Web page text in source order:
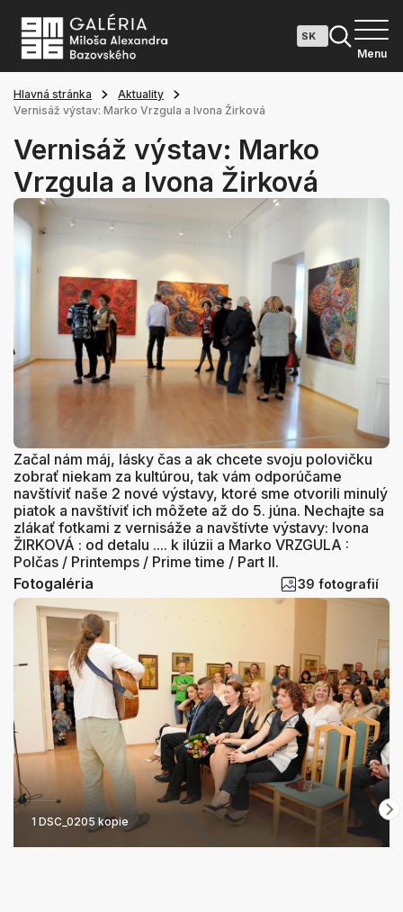
Menu
Hlavná stránka
Aktuality
Vernisáž výstav: Marko Vrzgula a Ivona Žirková
Vernisáž výstav: Marko
Vrzgula a Ivona Žirková
Začal nám máj, lásky čas a ak chcete svoju polovičku
zobrať niekam za kultúrou, tak vám odporúčame
navštíviť naše 2 nové výstavy, ktoré sme otvorili minulý
piatok a navštíviť ich môžete až do 5. júna. Nechajte sa
zlákať fotkami z vernisáže a navštívte výstavy: Ivona
ŽIRKOVÁ : od detalu .... k ilúzii a Marko VRZGULA :
Polčas / Printemps / Prime time / Part II.
Fotogaléria
39 fotografií
1 DSC_0205 kopie